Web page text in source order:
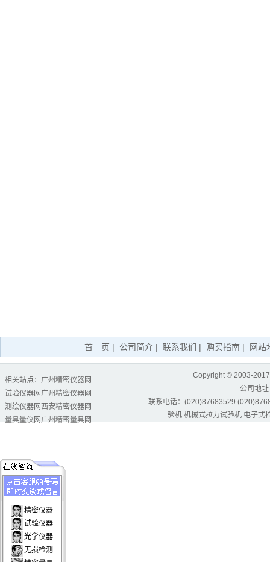
首 页 | 公司简介 | 联系我们 | 购买指南 | 网站
相关站点： 广州精密仪器网
试验仪器网 广州精密仪器网
测绘仪器网 西安精密仪器网
量具量仪网 广州精密量具网
Copyright © 2003-2017
公司地
联系电话：(020)87683529
验机 机械式拉力试验机 电子式
精密仪器
试验仪器
光学仪器
无损检测